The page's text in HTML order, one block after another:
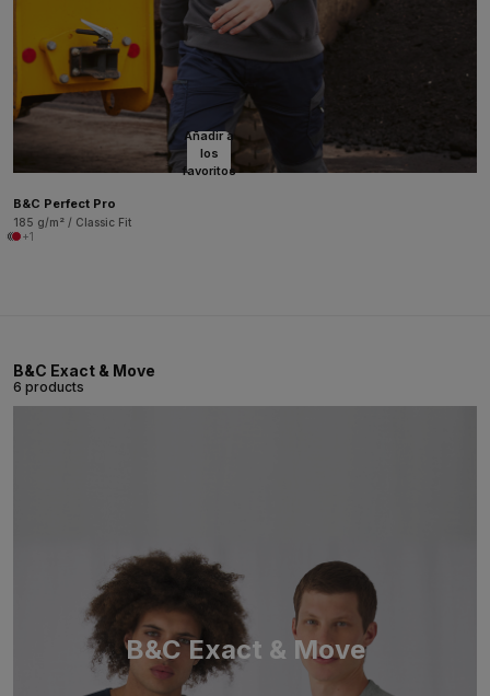
Añadir a
los
favoritos
B&C Perfect Pro
185 g/m² / Classic Fit
+1
B&C Exact & Move
6 products
B&C Exact & Move